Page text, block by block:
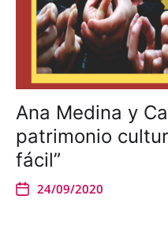
Ana Medina y
patrimonio
fácil”
24/09/2020